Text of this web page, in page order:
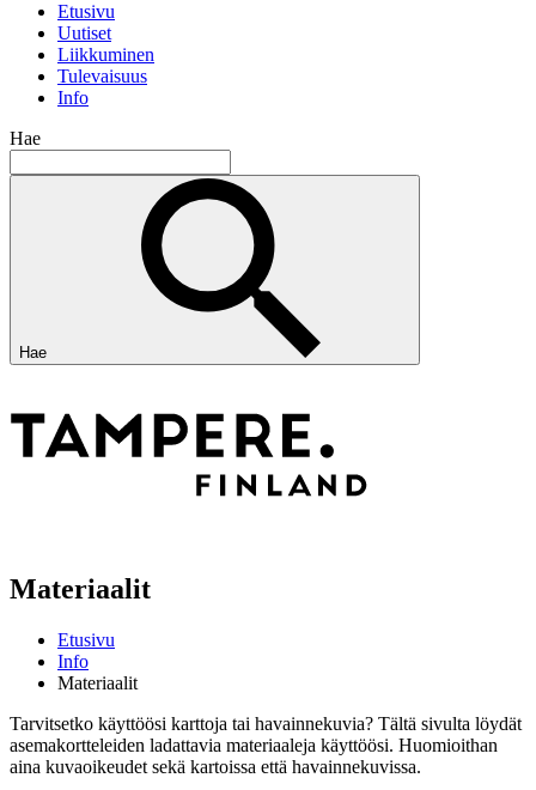
Etusivu
Uutiset
Liikkuminen
Tulevaisuus
Info
Hae
Hae
Materiaalit
Etusivu
Info
Materiaalit
Tarvitsetko käyttöösi karttoja tai havainnekuvia? Tältä sivulta löydät
asemakortteleiden ladattavia materiaaleja käyttöösi. Huomioithan
aina kuvaoikeudet sekä kartoissa että havainnekuvissa.